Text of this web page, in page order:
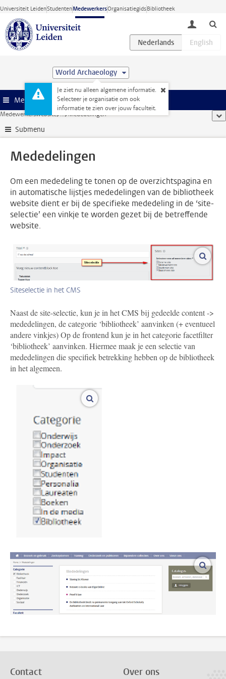
Ga direct naar de inhoud
Universiteit LeidenStudentenMedewerkersOrganisatiegidsBibliotheek
toggle
World Archaeology
Je ziet nu alleen algemene informatie.
Selecteer je organisatie om ook
informatie te zien over jouw faculteit.
Menu
Medewerkerswebsite ... Mededelingen
Submenu
Mededelingen
Om een mededeling te tonen op de overzichtspagina en
in automatische lijstjes mededelingen van de bibliotheek
website dient er bij de specifieke mededeling in de ‘site-
selectie’ een vinkje te worden gezet bij de betreffende
website.
Siteselectie in het CMS
Naast de site-selectie, kun je in het CMS bij gedeelde content ->
mededelingen, de categorie ‘bibliotheek’ aanvinken (+ eventueel
andere vinkjes) Op de frontend kun je in het categorie facetfilter
‘bibliotheek’ aanvinken. Hiermee maak je een selectie van
mededelingen die specifiek betrekking hebben op de bibliotheek
in het algemeen.
vergroot afbeeldingen
Contact Over ons